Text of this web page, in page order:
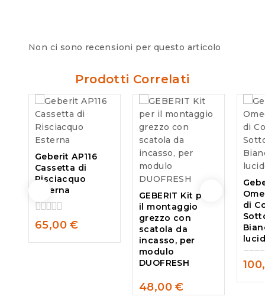
Non ci sono recensioni per questo articolo
Prodotti Correlati
Geberit AP116
Cassetta di
Risciacquo
Esterna
0
out
of
65,00€
GEBERIT Kit per
il montaggio
grezzo con
scatola da
incasso, per
modulo
DUOFRESH
0
48,00€
di
0
out